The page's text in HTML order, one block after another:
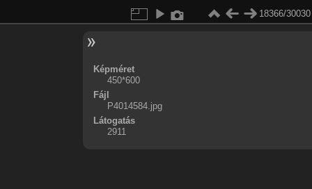
18366/30030
Képméret
450*600
Fájl
P4014584.jpg
Látogatás
2911